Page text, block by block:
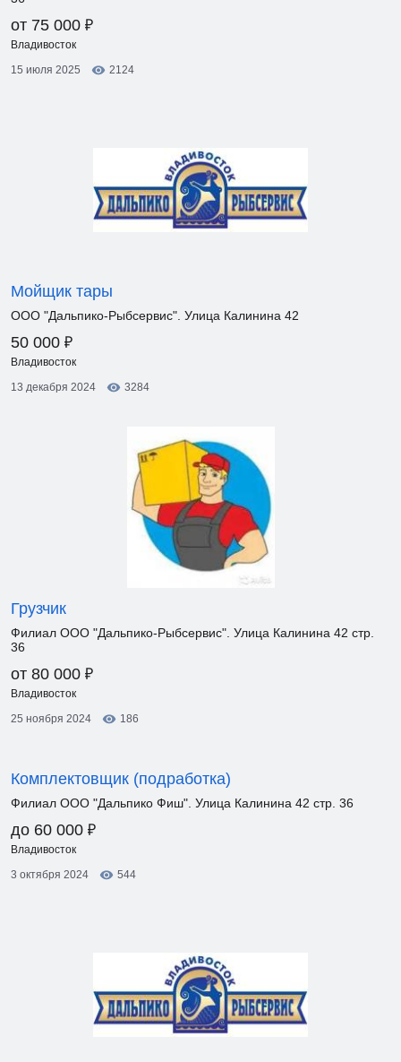
от 75 000 ₽
Владивосток
15 июля 2025
2124
Мойщик тары
ООО "Дальпико-Рыбсервис". Улица Калинина 42
50 000 ₽
Владивосток
13 декабря 2024
3284
Грузчик
Филиал ООО "Дальпико-Рыбсервис". Улица Калинина 42 стр.
36
от 80 000 ₽
Владивосток
25 ноября 2024
186
Комплектовщик (подработка)
Филиал ООО "Дальпико Фиш". Улица Калинина 42 стр. 36
до 60 000 ₽
Владивосток
3 октября 2024
544